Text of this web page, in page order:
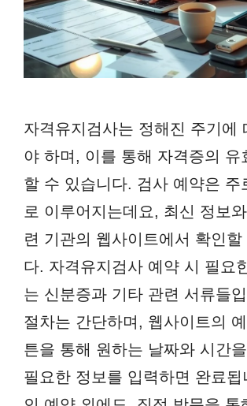
자격유지검사는 정해진 주기에
야 하며, 이를 통해 자격증의 유
할 수 있습니다. 검사 예약은 주
로 이루어지는데요, 최신 정보
련 기관의 웹사이트에서 확인할
다. 자격유지검사 예약 시 필요
는 신분증과 기타 관련 서류들
절차는 간단하며, 웹사이트의
튼을 통해 원하는 날짜와 시간
필요한 정보를 입력하면 완료